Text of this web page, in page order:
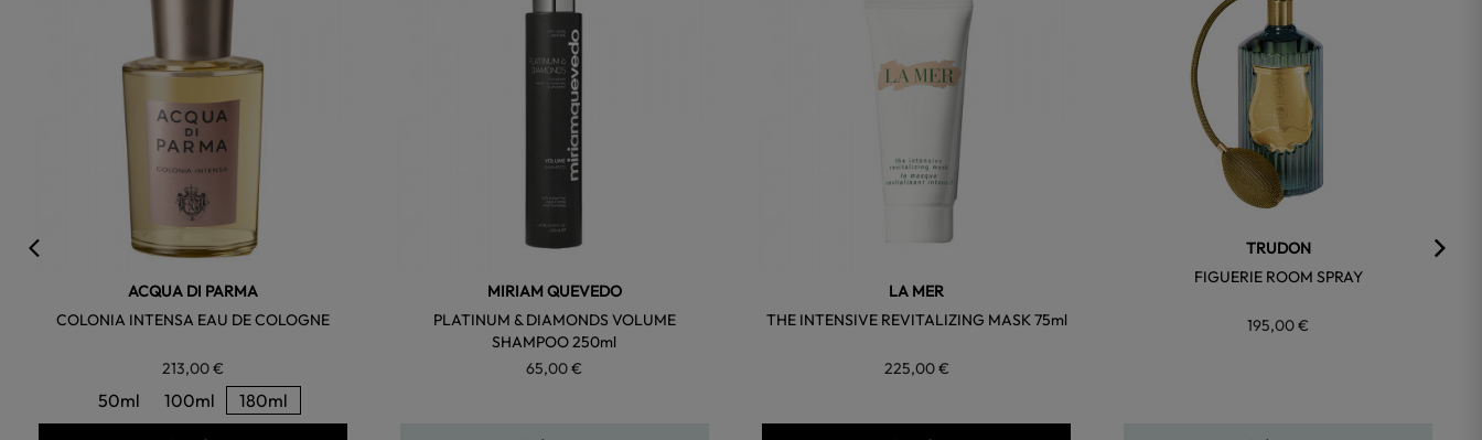
ACQUA DI PARMA
COLONIA INTENSA EAU DE COLOGNE
213,00 €
50ml 100ml 180ml
MIRIAM QUEVEDO
PLATINUM & DIAMONDS VOLUME
SHAMPOO 250ml
65,00 €
LA MER
THE INTENSIVE REVITALIZING MASK 75ml
225,00 €
TRUDON
FIGUERIE ROOM SPRAY
195,00 €